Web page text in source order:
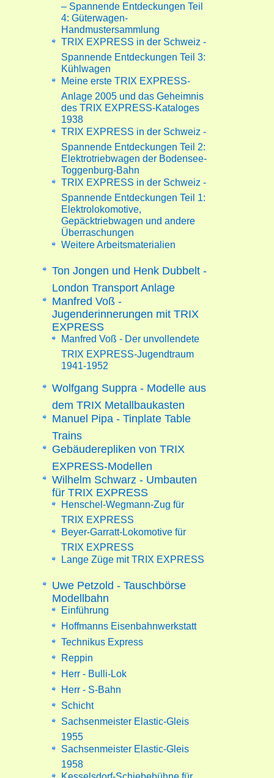
– Spannende Entdeckungen Teil
4: Güterwagen-
Handmustersammlung
TRIX EXPRESS in der Schweiz -
Spannende Entdeckungen Teil 3:
Kühlwagen
Meine erste TRIX EXPRESS-
Anlage 2005 und das Geheimnis
des TRIX EXPRESS-Kataloges
1938
TRIX EXPRESS in der Schweiz -
Spannende Entdeckungen Teil 2:
Elektrotriebwagen der Bodensee-
Toggenburg-Bahn
TRIX EXPRESS in der Schweiz -
Spannende Entdeckungen Teil 1:
Elektrolokomotive,
Gepäcktriebwagen und andere
Überraschungen
Weitere Arbeitsmaterialien
Ton Jongen und Henk Dubbelt -
London Transport Anlage
Manfred Voß -
Jugenderinnerungen mit TRIX
EXPRESS
Manfred Voß - Der unvollendete
TRIX EXPRESS-Jugendtraum
1941-1952
Wolfgang Suppra - Modelle aus
dem TRIX Metallbaukasten
Manuel Pipa - Tinplate Table
Trains
Gebäuderepliken von TRIX
EXPRESS-Modellen
Wilhelm Schwarz - Umbauten
für TRIX EXPRESS
Henschel-Wegmann-Zug für
TRIX EXPRESS
Beyer-Garratt-Lokomotive für
TRIX EXPRESS
Lange Züge mit TRIX EXPRESS
Uwe Petzold - Tauschbörse
Modellbahn
Einführung
Hoffmanns Eisenbahnwerkstatt
Technikus Express
Reppin
Herr - Bulli-Lok
Herr - S-Bahn
Schicht
Sachsenmeister Elastic-Gleis
1955
Sachsenmeister Elastic-Gleis
1958